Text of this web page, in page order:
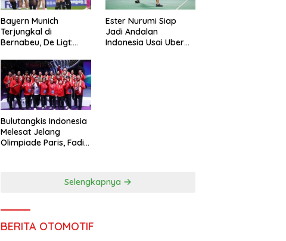
Bayern Munich
Terjungkal di
Bernabeu, De Ligt:
Ester Nurumi Siap
Jadi Andalan
Indonesia Usai Uber
Bulutangkis Indonesia
Melesat Jelang
Olimpiade Paris, Fadil
Selengkapnya
BERITA OTOMOTIF